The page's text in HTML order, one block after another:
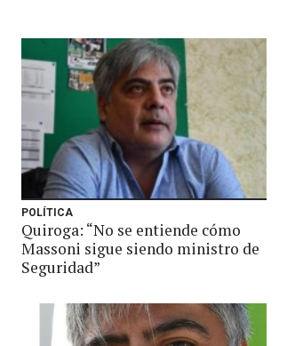
POLÍTICA
Quiroga: “No se entiende cómo
Massoni sigue siendo ministro de
Seguridad”